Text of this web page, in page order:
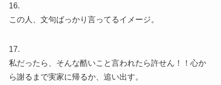
16.
この人、文句ばっかり言ってるイメージ。
17.
私だったら、そんな酷いこと言われたら許せん！！心か
ら謝るまで実家に帰るか、追い出す。